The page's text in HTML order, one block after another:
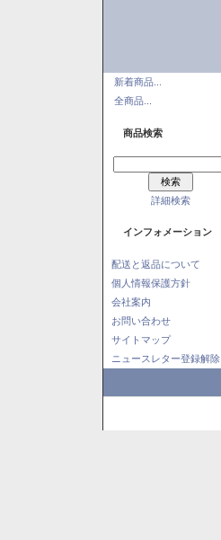
新着商品...
全商品...
商品検索
詳細検索
インフォメーション
配送と返品について
個人情報保護方針
会社案内
お問い合わせ
サイトマップ
ニュースレター登録解除